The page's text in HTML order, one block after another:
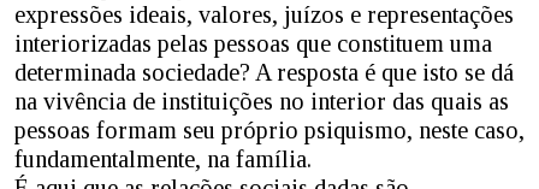
expressões ideais, valores, juízos e representações
interiorizadas pelas pessoas que constituem uma
determinada sociedade? A resposta é que isto se dá
na vivência de instituições no interior das quais as
pessoas formam seu próprio psiquismo, neste caso,
fundamentalmente, na família.